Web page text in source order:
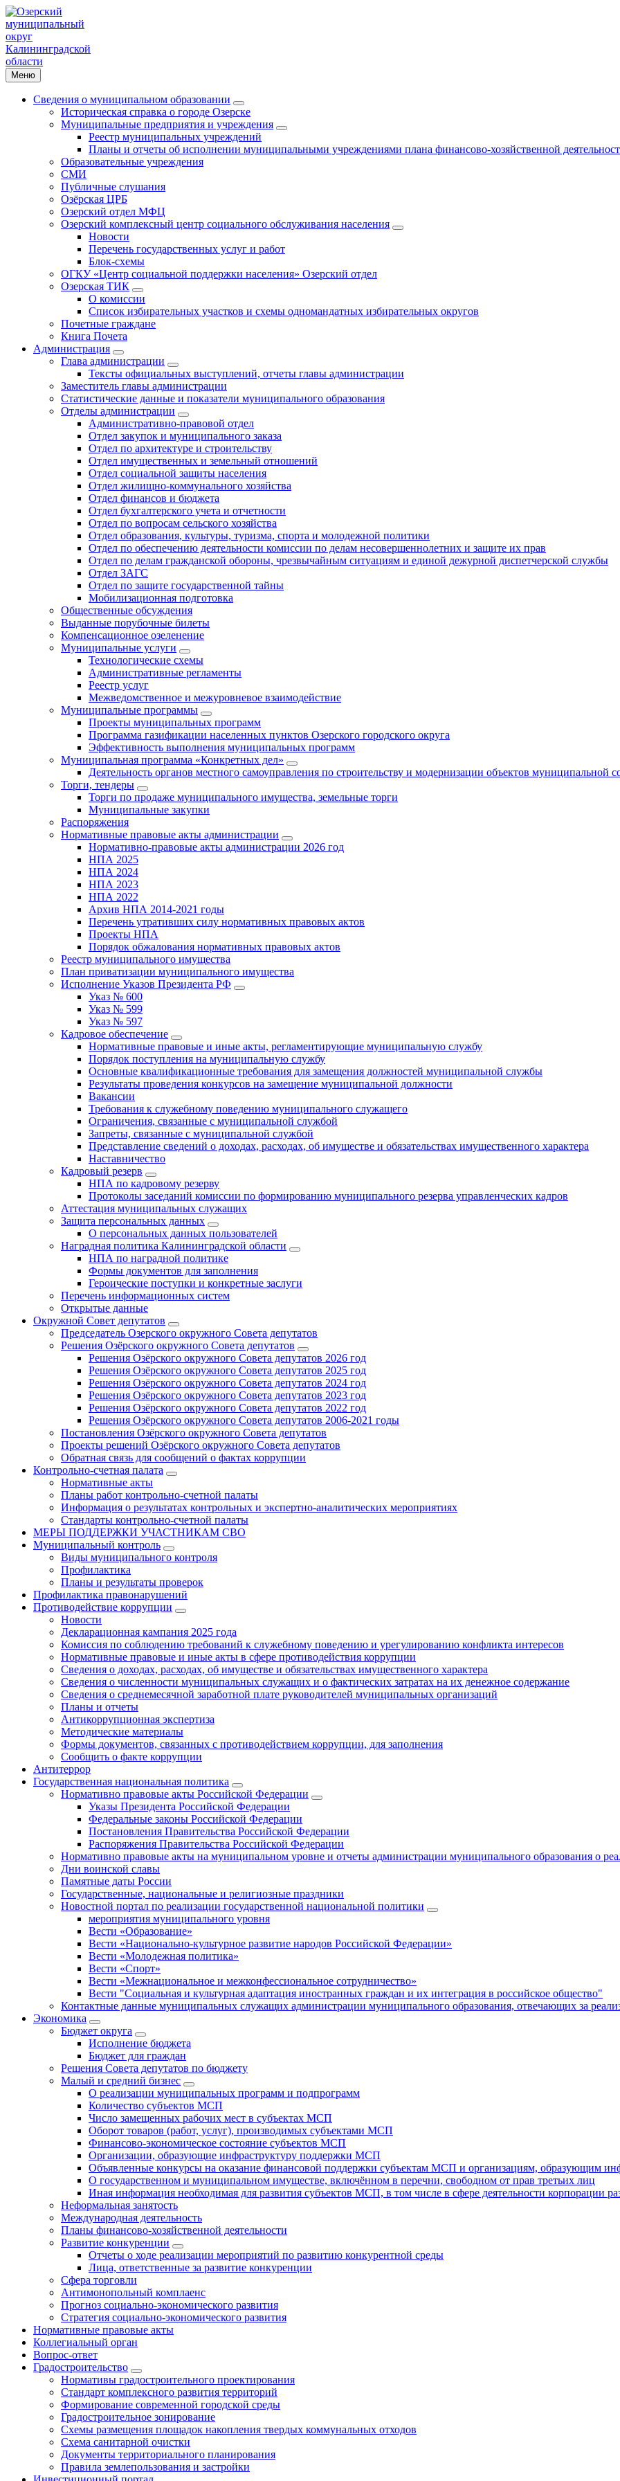
Меню
Сведения о муниципальном образовании
Историческая справка о городе Озерске
Муниципальные предприятия и учреждения
Реестр муниципальных учреждений
Планы и отчеты об исполнении муниципальными учреждениями плана финансово-хозяйственной
Образовательные учреждения
СМИ
Публичные слушания
Озёрская ЦРБ
Озерский отдел МФЦ
Озерский комплексный центр социального обслуживания населения
Новости
Перечень государственных услуг и работ
Блок-схемы
ОГКУ «Центр социальной поддержки населения» Озерский отдел
Озерская ТИК
О комиссии
Список избирательных участков и схемы одномандатных избирательных округов
Почетные граждане
Книга Почета
Администрация
Глава администрации
Тексты официальных выступлений, отчеты главы администрации
Заместитель главы администрации
Статистические данные и показатели муниципального образования
Отделы администрации
Административно-правовой отдел
Отдел закупок и муниципального заказа
Отдел по архитектуре и строительству
Отдел имущественных и земельный отношений
Отдел социальной защиты населения
Отдел жилищно-коммунального хозяйства
Отдел финансов и бюджета
Отдел бухгалтерского учета и отчетности
Отдел по вопросам сельского хозяйства
Отдел образования, культуры, туризма, спорта и молодежной политики
Отдел по обеспечению деятельности комиссии по делам несовершеннолетних и защите их прав
Отдел по делам гражданской обороны, чрезвычайным ситуациям и единой дежурной диспетчерской службы
Отдел ЗАГС
Отдел по защите государственной тайны
Мобилизационная подготовка
Общественные обсуждения
Выданные порубочные билеты
Компенсационное озеленение
Муниципальные услуги
Технологические схемы
Административные регламенты
Реестр услуг
Межведомственное и межуровневое взаимодействие
Муниципальные программы
Проекты муниципальных программ
Программа газификации населенных пунктов Озерского городского округа
Эффективность выполнения муниципальных программ
Муниципальная программа «Конкретных дел»
Деятельность органов местного самоуправления по строительству и модернизации объектов муниципальной
Торги, тендеры
Торги по продаже муниципального имущества, земельные торги
Муниципальные закупки
Распоряжения
Нормативные правовые акты администрации
Нормативно-правовые акты администрации 2026 год
НПА 2025
НПА 2024
НПА 2023
НПА 2022
Архив НПА 2014-2021 годы
Перечень утративших силу нормативных правовых актов
Проекты НПА
Порядок обжалования нормативных правовых актов
Реестр муниципального имущества
План приватизации муниципального имущества
Исполнение Указов Президента РФ
Указ № 600
Указ № 599
Указ № 597
Кадровое обеспечение
Нормативные правовые и иные акты, регламентирующие муниципальную службу
Порядок поступления на муниципальную службу
Основные квалификационные требования для замещения должностей муниципальной службы
Результаты проведения конкурсов на замещение муниципальной должности
Вакансии
Требования к служебному поведению муниципального служащего
Ограничения, связанные с муниципальной службой
Запреты, связанные с муниципальной службой
Представление сведений о доходах, расходах, об имуществе и обязательствах имущественного характера
Наставничество
Кадровый резерв
НПА по кадровому резерву
Протоколы заседаний комиссии по формированию муниципального резерва управленческих кадров
Аттестация муниципальных служащих
Защита персональных данных
О персональных данных пользователей
Наградная политика Калининградской области
НПА по наградной политике
Формы документов для заполнения
Героические поступки и конкретные заслуги
Перечень информационных систем
Открытые данные
Окружной Совет депутатов
Председатель Озерского окружного Совета депутатов
Решения Озёрского окружного Совета депутатов
Решения Озёрского окружного Совета депутатов 2026 год
Решения Озёрского окружного Совета депутатов 2025 год
Решения Озёрского окружного Совета депутатов 2024 год
Решения Озёрского окружного Совета депутатов 2023 год
Решения Озёрского окружного Совета депутатов 2022 год
Решения Озёрского окружного Совета депутатов 2006-2021 годы
Постановления Озёрского окружного Совета депутатов
Проекты решений Озёрского окружного Совета депутатов
Обратная связь для сообщений о фактах коррупции
Контрольно-счетная палата
Нормативные акты
Планы работ контрольно-счетной палаты
Информация о результатах контрольных и экспертно-аналитических мероприятиях
Стандарты контрольно-счетной палаты
МЕРЫ ПОДДЕРЖКИ УЧАСТНИКАМ СВО
Муниципальный контроль
Виды муниципального контроля
Профилактика
Планы и результаты проверок
Профилактика правонарушений
Противодействие коррупции
Новости
Декларационная кампания 2025 года
Комиссия по соблюдению требований к служебному поведению и урегулированию конфликта интересов
Нормативные правовые и иные акты в сфере противодействия коррупции
Сведения о доходах, расходах, об имуществе и обязательствах имущественного характера
Сведения о численности муниципальных служащих и о фактических затратах на их денежное содержание
Сведения о среднемесячной заработной плате руководителей муниципальных организаций
Планы и отчеты
Антикоррупционная экспертиза
Методические материалы
Формы документов, связанных с противодействием коррупции, для заполнения
Сообщить о факте коррупции
Антитеррор
Государственная национальная политика
Нормативно правовые акты Российской Федерации
Указы Президента Российской Федерации
Федеральные законы Российской Федерации
Постановления Правительства Российской Федерации
Распоряжения Правительства Российской Федерации
Нормативно правовые акты на муниципальном уровне и отчеты администрации муниципального образования о
Дни воинской славы
Памятные даты России
Государственные, национальные и религиозные праздники
Новостной портал по реализации государственной национальной политики
мероприятия муниципального уровня
Вести «Образование»
Вести «Национально-культурное развитие народов Российской Федерации»
Вести «Молодежная политика»
Вести «Спорт»
Вести «Межнациональное и межконфессиональное сотрудничество»
Вести "Социальная и культурная адаптация иностранных граждан и их интеграция в российское общество"
Контактные данные муниципальных служащих администрации муниципального образования, отвечающих за
Экономика
Бюджет округa
Исполнение бюджета
Бюджет для граждан
Решения Совета депутатов по бюджету
Малый и средний бизнес
О реализации муниципальных программ и подпрограмм
Количество субъектов МСП
Число замещенных рабочих мест в субъектах МСП
Оборот товаров (работ, услуг), производимых субъектами МСП
Финансово-экономическое состояние субъектов МСП
Организации, образующие инфраструктуру поддержки МСП
Объявленные конкурсы на оказание финансовой поддержки субъектам МСП и организациям, образующим
О государственном и муниципальном имуществе, включённом в перечни, свободном от прав третьих лиц
Иная информация необходимая для развития субъектов МСП, в том числе в сфере деятельности корпорации
Неформальная занятость
Международная деятельность
Планы финансово-хозяйственной деятельности
Развитие конкуренции
Отчеты о ходе реализации мероприятий по развитию конкурентной среды
Лица, ответственные за развитие конкуренции
Сфера торговли
Антимонопольный комплаенс
Прогноз социально-экономического развития
Стратегия социально-экономического развития
Нормативные правовые акты
Коллегиальный орган
Вопрос-ответ
Градостроительство
Нормативы градостроительного проектирования
Стандарт комплексного развития территорий
Формирование современной городской среды
Градостроительное зонирование
Схемы размещения площадок накопления твердых коммунальных отходов
Схема санитарной очистки
Документы территориального планирования
Правила землепользования и застройки